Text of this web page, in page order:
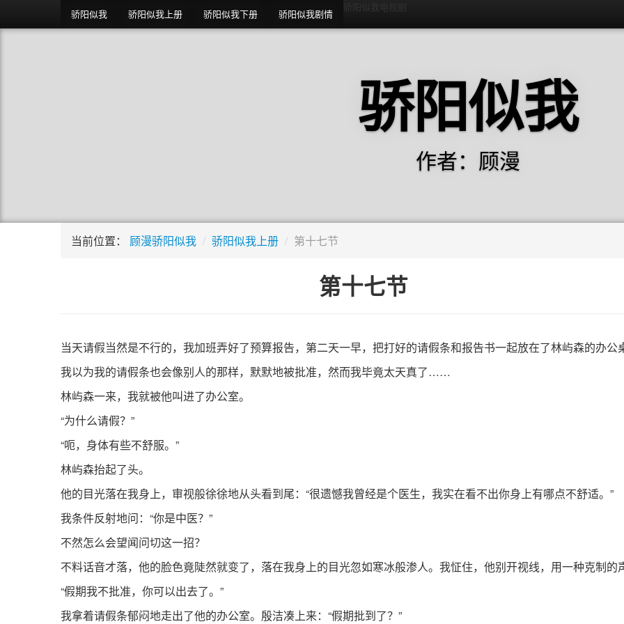
骄阳似我 骄阳似我上册 骄阳似我下册 骄阳似我剧情
骄阳似我
作者：顾漫
当前位置： 顾漫骄阳似我 / 骄阳似我上册 / 第十七节
第十七节
当天请假当然是不行的，我加班弄好了预算报告，第二天一早，把打好的请假条和报告书一起放在了林屿森的办公
我以为我的请假条也会像别人的那样，默默地被批准，然而我毕竟太天真了……
林屿森一来，我就被他叫进了办公室。
“为什么请假？”
“呃，身体有些不舒服。”
林屿森抬起了头。
他的目光落在我身上，审视般徐徐地从头看到尾：“很遗憾我曾经是个医生，我实在看不出你身上有哪点不舒适。”
我条件反射地问：“你是中医？”
不然怎么会望闻问切这一招？
不料话音才落，他的脸色竟陡然就变了，落在我身上的目光忽如寒冰般渗人。我怔住，他别开视线，用一种克制的
“假期我不批准，你可以出去了。”
我拿着请假条郁闷地走出了他的办公室。殷洁凑上来：“假期批到了？”